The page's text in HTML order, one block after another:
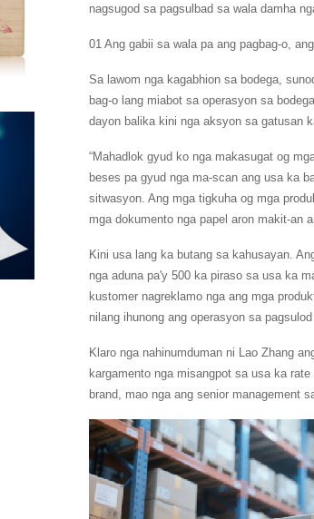
nagsugod sa pagsulbad sa wala damha
01 Ang gabii sa wala pa ang pagbag-o,
Sa lawom nga kagabhion sa bodega,
bag-o lang miabot sa operasyon sa
dayon balika kini nga aksyon sa gatusan
“Mahadlok gyud ko nga makasugat og
beses pa gyud nga ma-scan ang usa ka
sitwasyon. Ang mga tigkuha og mga
mga dokumento nga papel aron makit-an
Kini usa lang ka butang sa kahusayan.
nga aduna pa'y 500 ka piraso sa usa ka
kustomer nagreklamo nga ang mga
nilang ihunong ang operasyon sa
Klaro nga nahinumduman ni Lao Zhang
kargamento nga misangpot sa usa ka
brand, mao nga ang senior management